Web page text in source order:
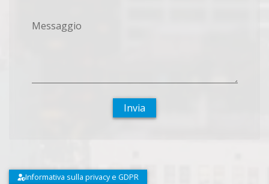
Messaggio
Invia
Informativa sulla privacy e GDPR